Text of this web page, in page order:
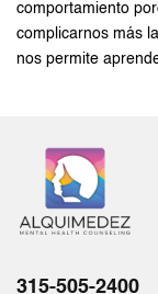
comportamiento
complicarnos más
nos permite
315-505-2400